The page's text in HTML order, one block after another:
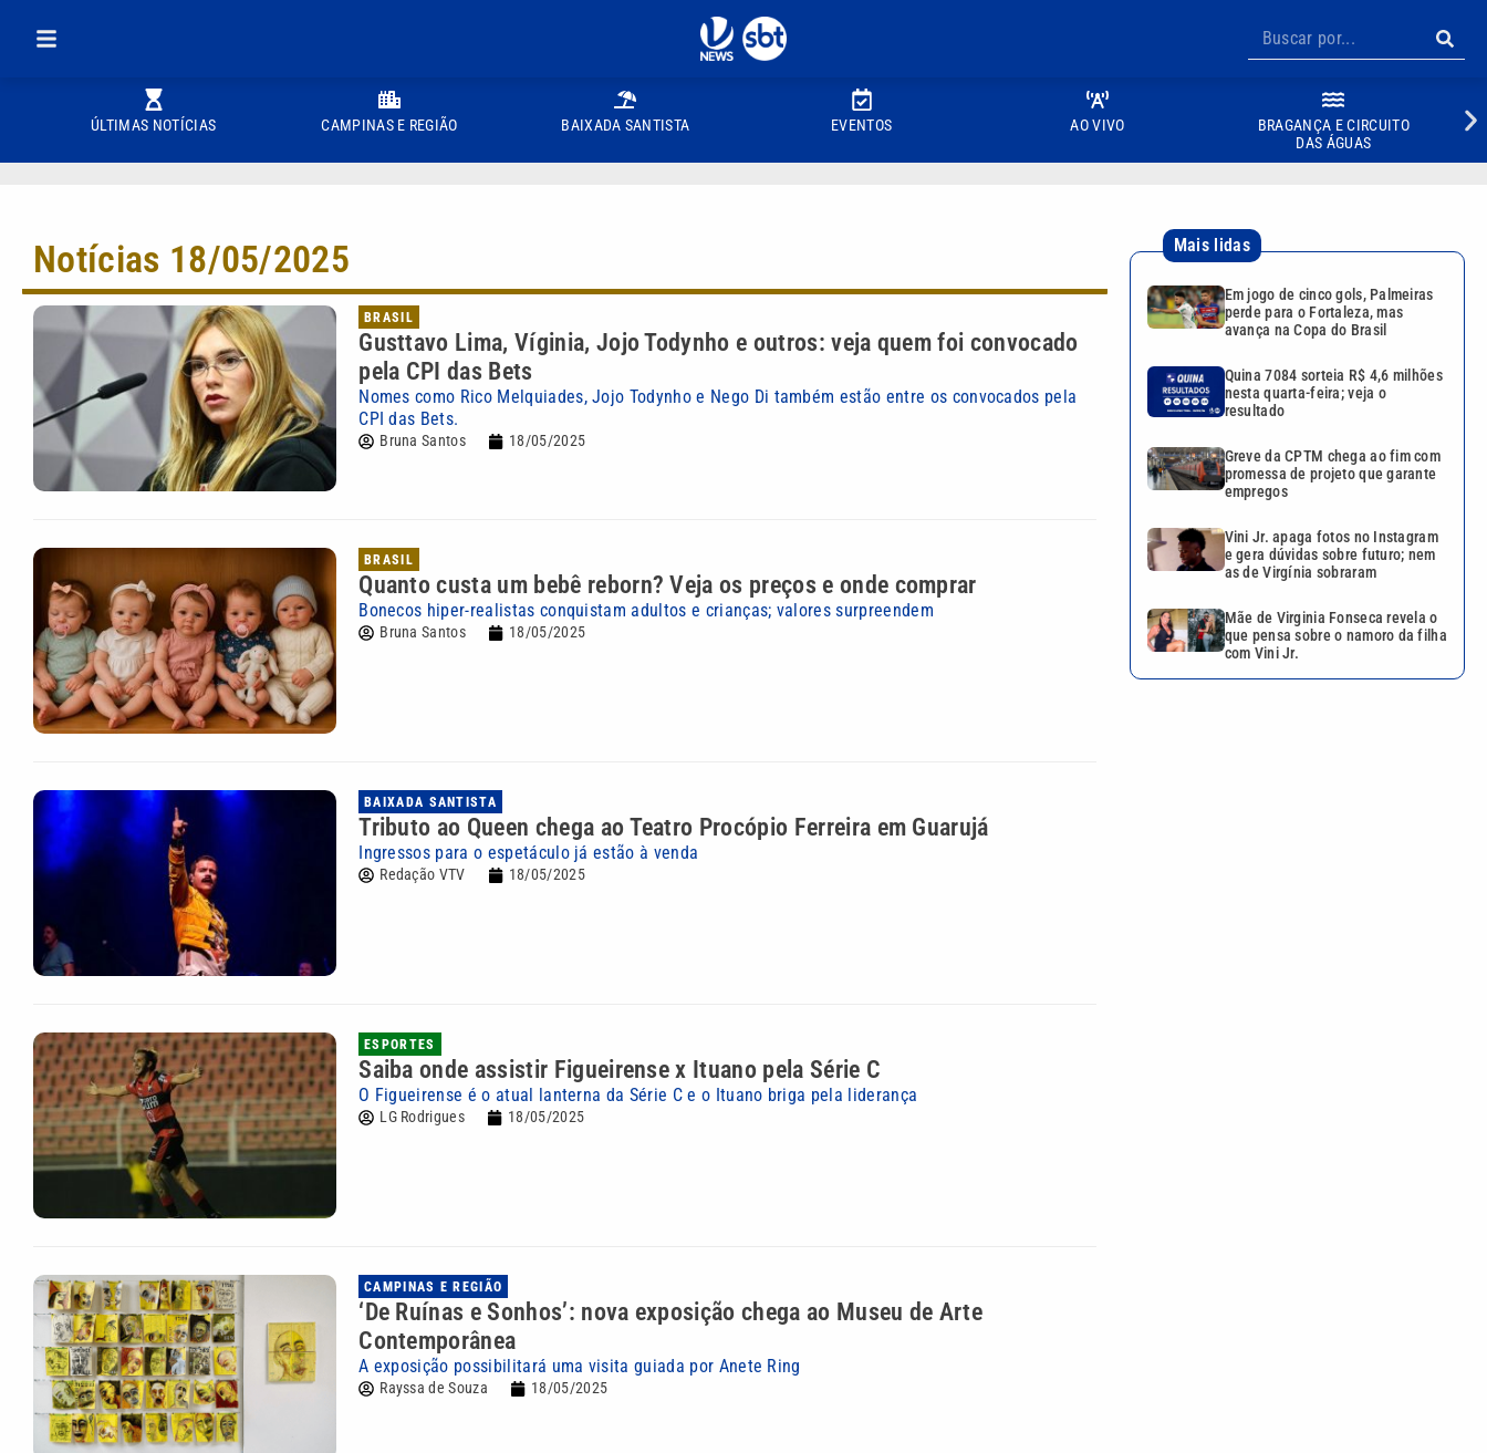
ÚLTIMAS NOTÍCIAS CAMPINAS E REGIÃO BAIXADA SANTISTA EVENTOS AO VIVO
BRAGANÇA E CIRCUITO
DAS ÁGUAS
Notícias 18/05/2025
BRASIL
Gusttavo Lima, Víginia, Jojo Todynho e outros: veja quem foi convocado
pela CPI das Bets
Nomes como Rico Melquiades, Jojo Todynho e Nego Di também estão entre os convocados pela
CPI das Bets.
Bruna Santos 18/05/2025
BRASIL
Quanto custa um bebê reborn? Veja os preços e onde comprar
Bonecos hiper-realistas conquistam adultos e crianças; valores surpreendem
Bruna Santos 18/05/2025
BAIXADA SANTISTA
Tributo ao Queen chega ao Teatro Procópio Ferreira em Guarujá
Ingressos para o espetáculo já estão à venda
Redação VTV 18/05/2025
ESPORTES
Saiba onde assistir Figueirense x Ituano pela Série C
O Figueirense é o atual lanterna da Série C e o Ituano briga pela liderança
LG Rodrigues 18/05/2025
CAMPINAS E REGIÃO
‘De Ruínas e Sonhos’: nova exposição chega ao Museu de Arte
Contemporânea
A exposição possibilitará uma visita guiada por Anete Ring
Rayssa de Souza 18/05/2025
Mais lidas
Em jogo de cinco gols, Palmeiras
perde para o Fortaleza, mas
avança na Copa do Brasil
Quina 7084 sorteia R$ 4,6 milhões
nesta quarta-feira; veja o
resultado
Greve da CPTM chega ao fim com
promessa de projeto que garante
empregos
Vini Jr. apaga fotos no Instagram
e gera dúvidas sobre futuro; nem
as de Virgínia sobraram
Mãe de Virginia Fonseca revela o
que pensa sobre o namoro da filha
com Vini Jr.